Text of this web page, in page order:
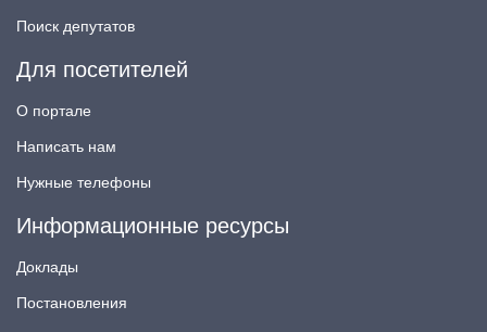
Поиск депутатов
Для посетителей
О портале
Написать нам
Нужные телефоны
Информационные ресурсы
Доклады
Постановления